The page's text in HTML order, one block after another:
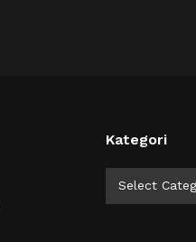
Kategori
Select